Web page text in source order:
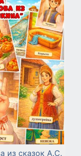
из сказок А.С.